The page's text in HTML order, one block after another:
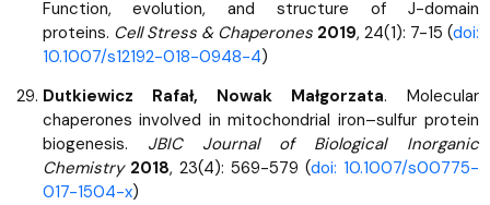
Function, evolution, and structure of J-domain
proteins. Cell Stress & Chaperones 2019, 24(1): 7-15 (doi:
10.1007/s12192-018-0948-4)
Dutkiewicz Rafał, Nowak Małgorzata. Molecular
chaperones involved in mitochondrial iron–sulfur protein
biogenesis. JBIC Journal of Biological Inorganic
Chemistry 2018, 23(4): 569-579 (doi: 10.1007/s00775-
017-1504-x)